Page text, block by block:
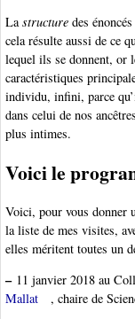
Lastructure des
cela résulte aussi de ce
lequel ils se donnent, or
caractéristiques
individu, infini, parce
dans celui de nos
plus intimes.
Voici le
Voici, pour vous donner
la liste de mes visites,
elles méritent toutes un
–11 janvier 2018 au
Mallat
, chaire de